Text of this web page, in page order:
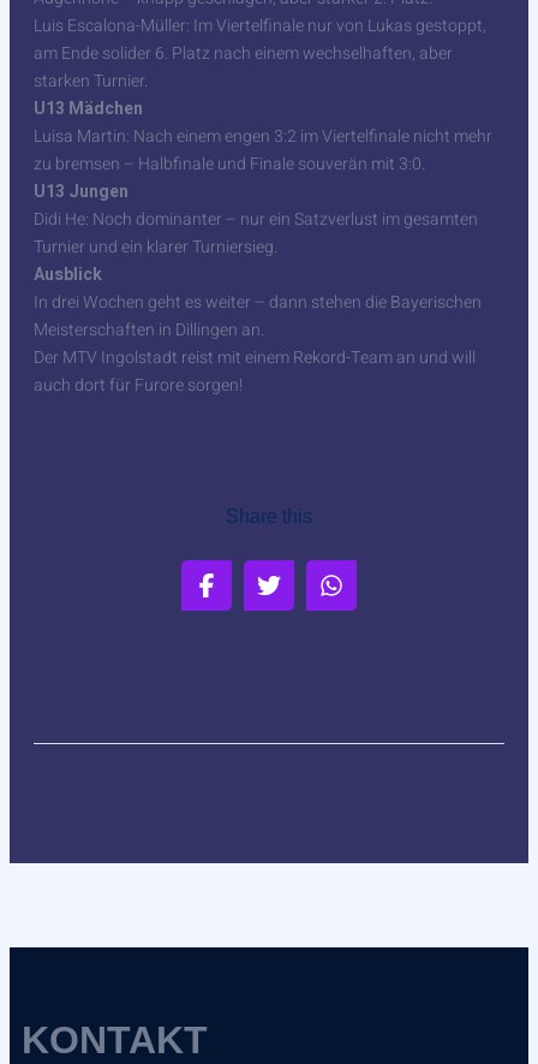
Luis Escalona-Müller: Im Viertelfinale nur von Lukas gestoppt,
am Ende solider 6. Platz nach einem wechselhaften, aber
starken Turnier.
U13 Mädchen
Luisa Martin: Nach einem engen 3:2 im Viertelfinale nicht mehr
zu bremsen – Halbfinale und Finale souverän mit 3:0.
U13 Jungen
Didi He: Noch dominanter – nur ein Satzverlust im gesamten
Turnier und ein klarer Turniersieg.
Ausblick
In drei Wochen geht es weiter – dann stehen die Bayerischen
Meisterschaften in Dillingen an.
Der MTV Ingolstadt reist mit einem Rekord-Team an und will
auch dort für Furore sorgen!
Share this
KONTAKT